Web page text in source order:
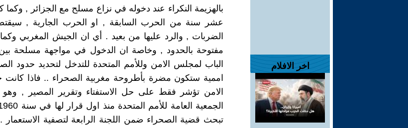
اخر الافلام
بالهزيمة النكراء عند دخوله في نزاع مسلح مع الجزائر , وكما
عشر سنة من الحرب السابقة , او الحرب الجارية ,
الضربات , والرد عليها من بعيد . أي ان الجيش المغربي
مفتوحة بالحدود , وخاصة ان الدخول في مواجهة مسلحة
الباب لمجلس الامن وللأمم المتحدة للتدخل لتحديد حدود
اممية ستكون مضرة بأطروحة مغربية الصحراء .. فاذا
الامن تؤشر فقط على حل الاستفتاء وتقرير المصير ,
تبحث قضية الصحراء ضمن اللجنة الرابعة لتصفية